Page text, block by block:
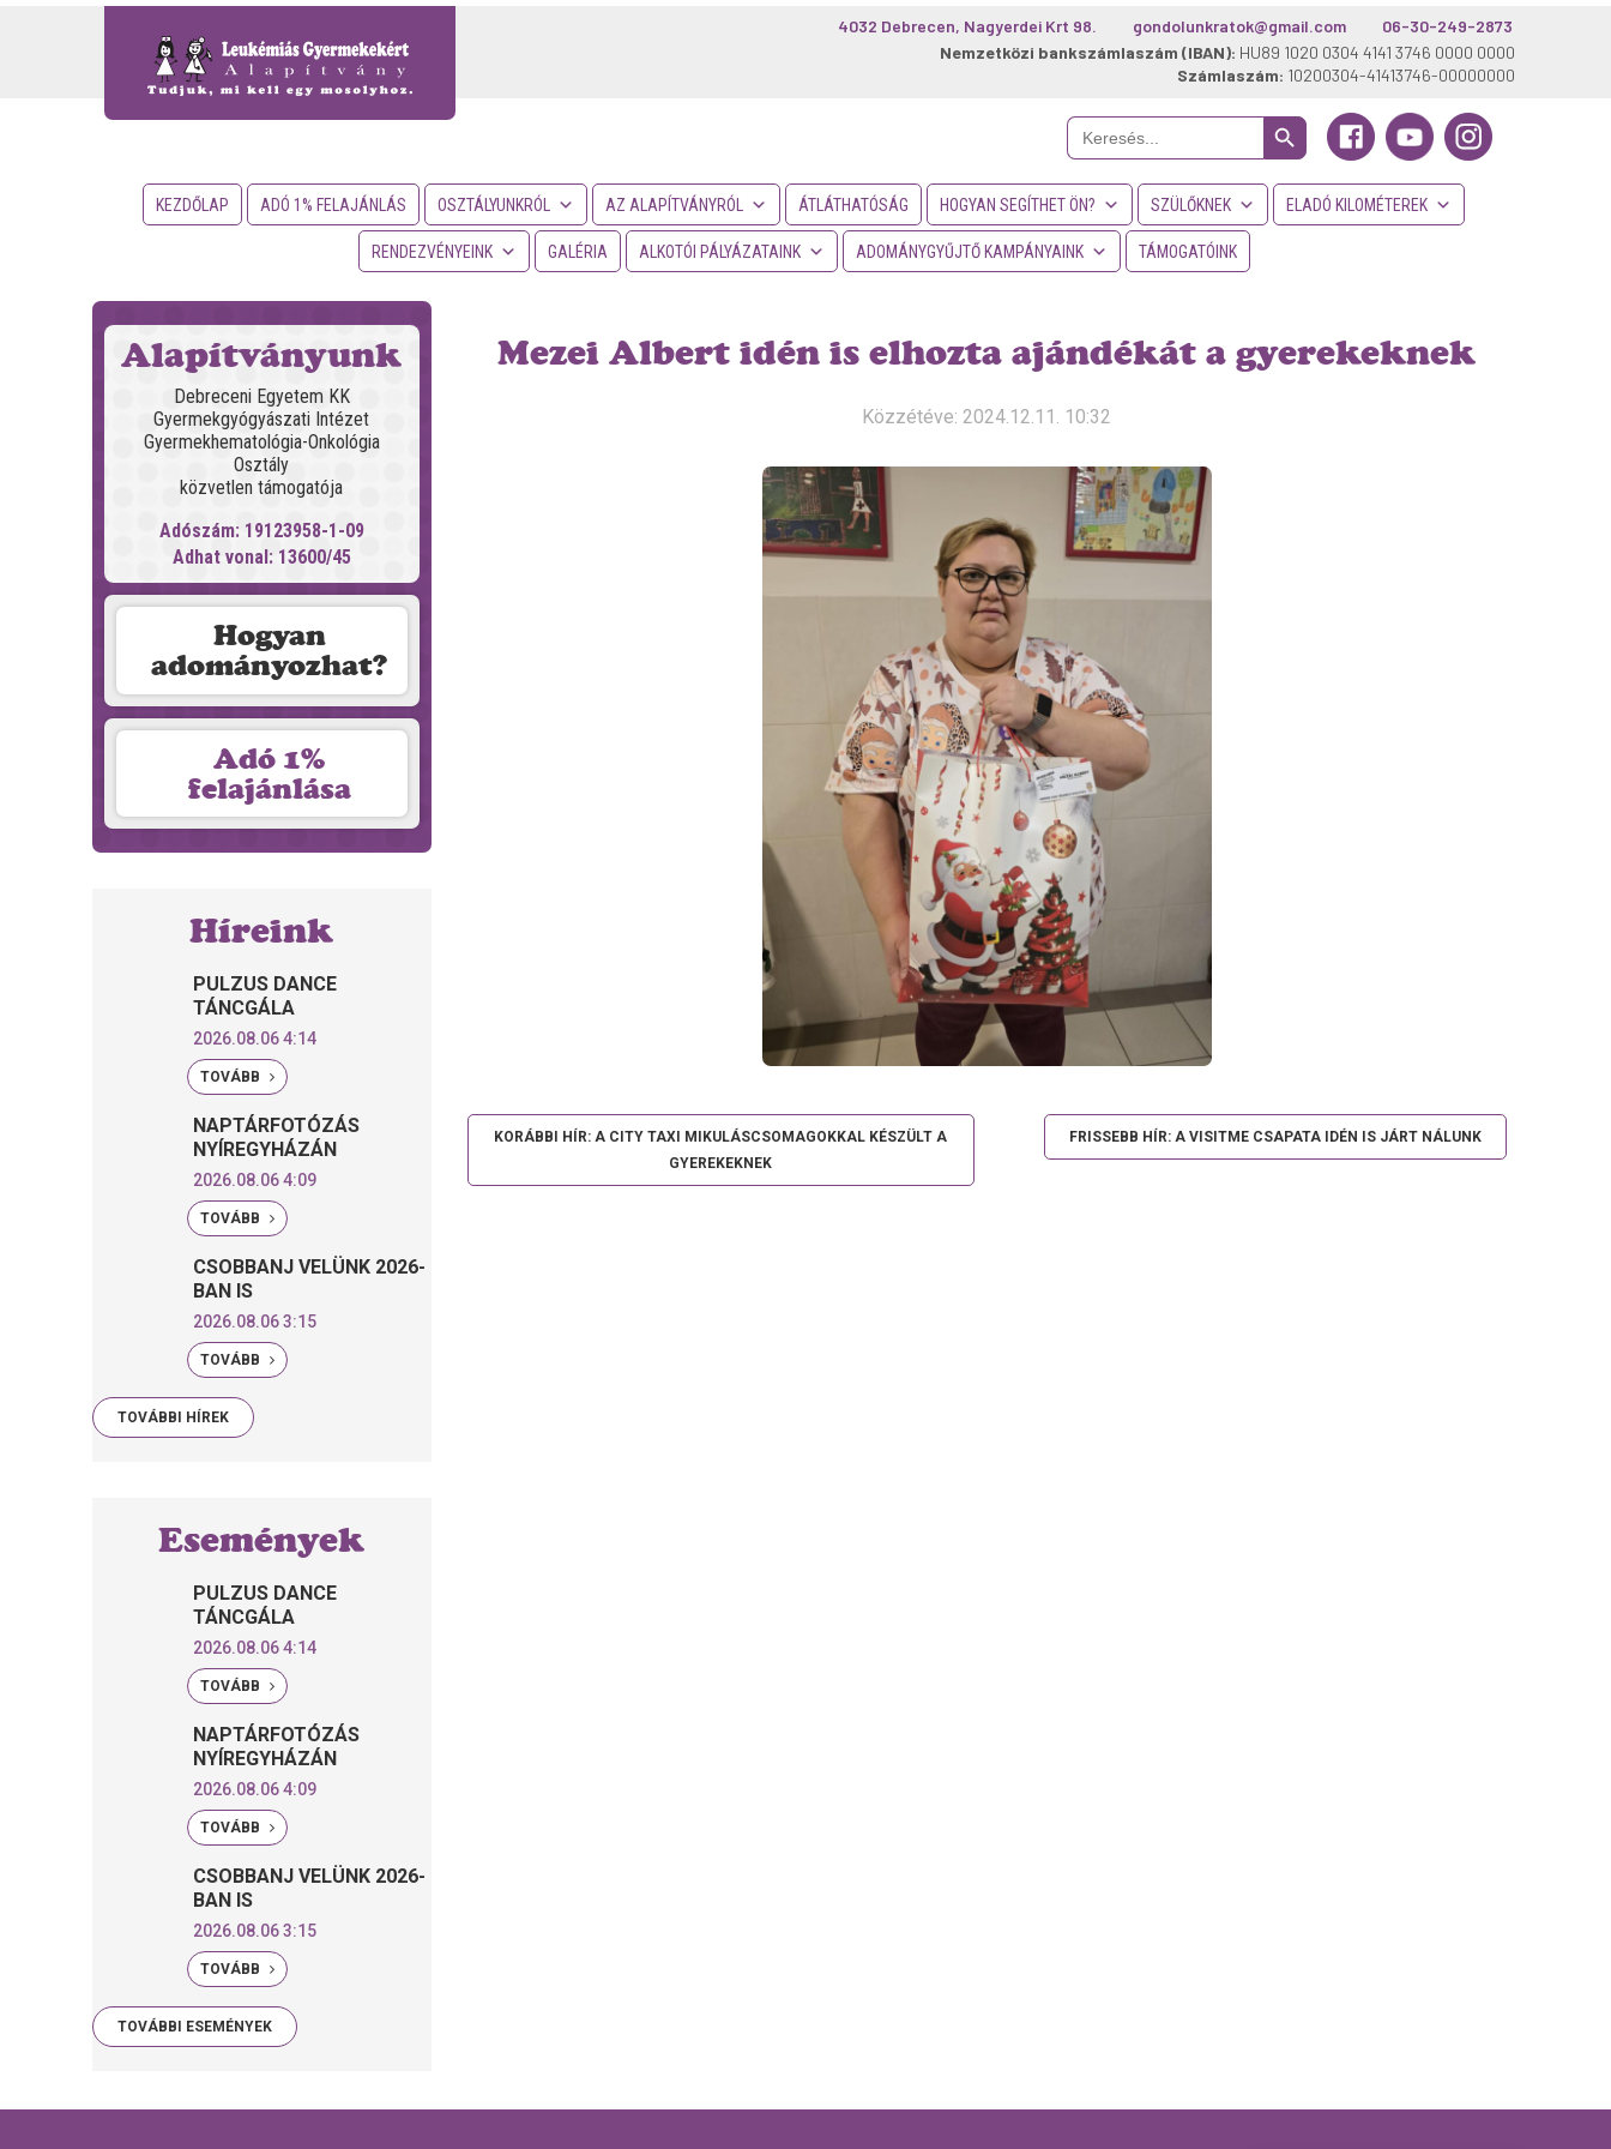
06-30-249-2873
gondolunkratok@gmail.com
4032 Debrecen, Nagyerdei Krt 98.
Nemzetközi bankszámlaszám (IBAN): HU89 1020 0304 4141 3746 0000 0000
Számlaszám: 10200304-41413746-00000000
Search
for:
Search Button
KEZDŐLAP ADÓ 1% FELAJÁNLÁS OSZTÁLYUNKRÓL AZ ALAPÍTVÁNYRÓL ÁTLÁTHATÓSÁG HOGYAN SEGÍTHET ÖN? SZÜLŐKNEK ELADÓ KILOMÉTEREK
RENDEZVÉNYEINK GALÉRIA ALKOTÓI PÁLYÁZATAINK ADOMÁNYGYŰJTŐ KAMPÁNYAINK TÁMOGATÓINK
Alapítványunk
Debreceni Egyetem KK
Gyermekgyógyászati Intézet
Gyermekhematológia-Onkológia
Osztály
közvetlen támogatója
Adószám: 19123958-1-09
Adhat vonal: 13600/45
Hogyan
adományozhat?
Adó 1%
felajánlása
Híreink
PULZUS DANCE
TÁNCGÁLA
2026.08.06 4:14
TOVÁBB
NAPTÁRFOTÓZÁS
NYÍREGYHÁZÁN
2026.08.06 4:09
TOVÁBB
CSOBBANJ VELÜNK 2026-
BAN IS
2026.08.06 3:15
TOVÁBB
TOVÁBBI HÍREK
Események
PULZUS DANCE
TÁNCGÁLA
2026.08.06 4:14
TOVÁBB
NAPTÁRFOTÓZÁS
NYÍREGYHÁZÁN
2026.08.06 4:09
TOVÁBB
CSOBBANJ VELÜNK 2026-
BAN IS
2026.08.06 3:15
TOVÁBB
TOVÁBBI ESEMÉNYEK
Mezei Albert idén is elhozta ajándékát a gyerekeknek
Közzétéve: 2024.12.11. 10:32
KORÁBBI HÍR: A CITY TAXI MIKULÁSCSOMAGOKKAL KÉSZÜLT A
GYEREKEKNEK
FRISSEBB HÍR: A VISITME CSAPATA IDÉN IS JÁRT NÁLUNK